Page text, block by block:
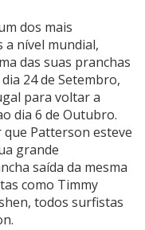
dos mais
a nível mundial,
das suas pranchas
24 de Setembro,
para voltar a
dia 6 de Outubro.
Patterson esteve
grande
saída da mesma
como Timmy
todos surfistas